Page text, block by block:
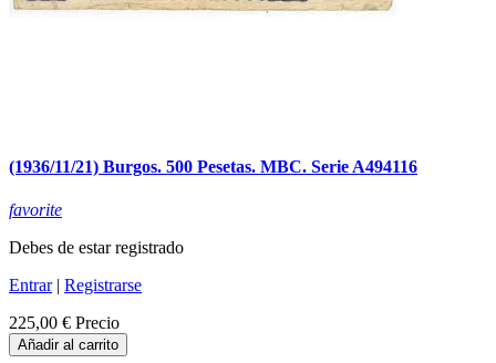
(1936/11/21) Burgos. 500 Pesetas. MBC. Serie A494116
favorite
Debes de estar registrado
Entrar| Registrarse
225,00 € Precio
Añadir al carrito